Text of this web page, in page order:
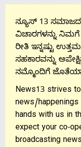
ನ್ಯೂಸ್ 13 ಸಮಾಜದ
ವಿಚಾರಗಳನ್ನು
ರೀತಿ ಇನ್ನಷ್ಟು
ಸಹಕಾರವನ್ನು
ನಮ್ಮೊಂದಿಗೆ
News13 strives
news/
hands with us in
expect your co-
broadcasting